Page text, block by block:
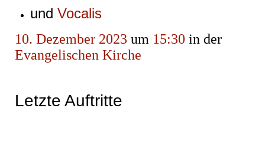
und Vocalis
10. Dezember 2023 um 15:30 in der
Evangelischen Kirche
Letzte Auftritte